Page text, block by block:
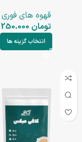
قهوه های فوری
تومان
انتخاب گزینه ها